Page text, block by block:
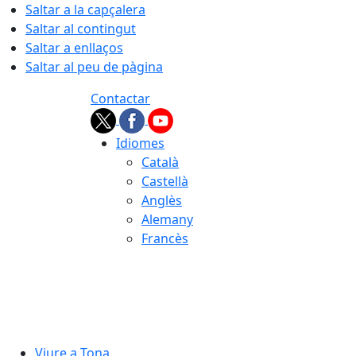
Saltar a la capçalera
Saltar al contingut
Saltar a enllaços
Saltar al peu de pàgina
Contactar
Idiomes
Català
Castellà
Anglès
Alemany
Francès